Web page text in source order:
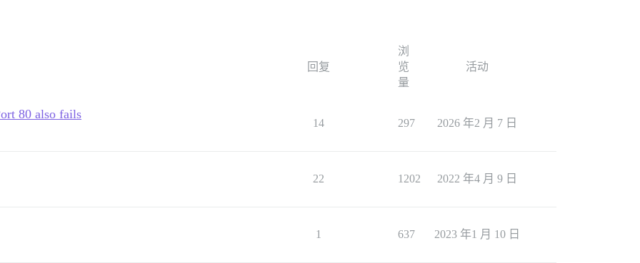
回复
浏
览
量
活动
80 also fails
14 297 2026 年2 月 7 日
22 1202 2022 年4 月 9 日
1 637 2023 年1 月 10 日